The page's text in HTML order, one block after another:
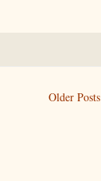
Older Posts